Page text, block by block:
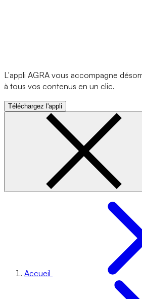
L'appli AGRA vous accompagne
à tous vos contenus en un clic.
Téléchargez l'appli
Accueil